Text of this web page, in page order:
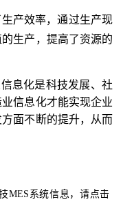
产效率，通过生产现
生产，提高了资源的
息化是科技发展、社
信息化才能实现企业
面不断的提升，从而
MES系统信息，请点击